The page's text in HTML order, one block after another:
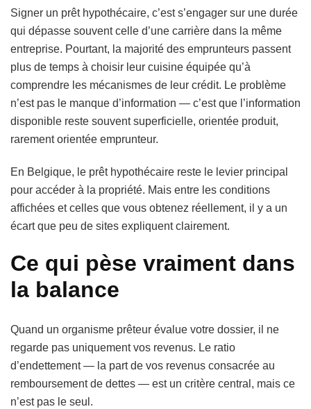
Signer un prêt hypothécaire, c’est s’engager sur une durée
qui dépasse souvent celle d’une carrière dans la même
entreprise. Pourtant, la majorité des emprunteurs passent
plus de temps à choisir leur cuisine équipée qu’à
comprendre les mécanismes de leur crédit. Le problème
n’est pas le manque d’information — c’est que l’information
disponible reste souvent superficielle, orientée produit,
rarement orientée emprunteur.
En Belgique, le prêt hypothécaire reste le levier principal
pour accéder à la propriété. Mais entre les conditions
affichées et celles que vous obtenez réellement, il y a un
écart que peu de sites expliquent clairement.
Ce qui pèse vraiment dans
la balance
Quand un organisme prêteur évalue votre dossier, il ne
regarde pas uniquement vos revenus. Le ratio
d’endettement — la part de vos revenus consacrée au
remboursement de dettes — est un critère central, mais ce
n’est pas le seul.